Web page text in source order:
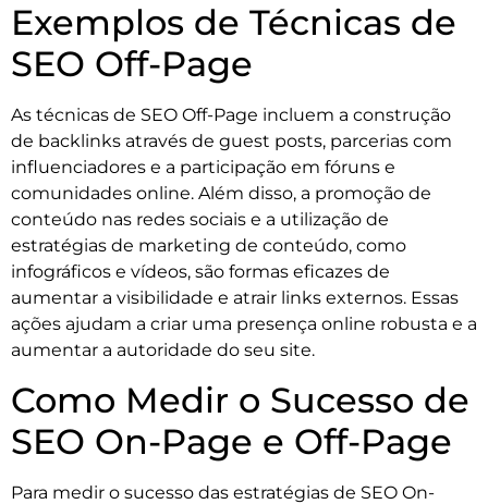
Exemplos de Técnicas de
SEO Off-Page
As técnicas de SEO Off-Page incluem a construção
de backlinks através de guest posts, parcerias com
influenciadores e a participação em fóruns e
comunidades online. Além disso, a promoção de
conteúdo nas redes sociais e a utilização de
estratégias de marketing de conteúdo, como
infográficos e vídeos, são formas eficazes de
aumentar a visibilidade e atrair links externos. Essas
ações ajudam a criar uma presença online robusta e a
aumentar a autoridade do seu site.
Como Medir o Sucesso de
SEO On-Page e Off-Page
Para medir o sucesso das estratégias de SEO On-